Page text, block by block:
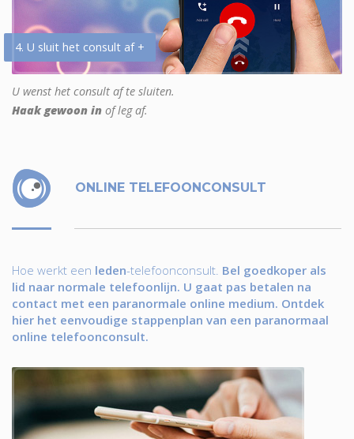
4. U sluit het consult af +
U wenst het consult af te sluiten.
Haak gewoon in of leg af.
ONLINE TELEFOONCONSULT
Hoe werkt een leden-telefoonconsult. Bel goedkoper als
lid naar normale telefoonlijn. U gaat pas betalen na
contact met een paranormale online medium. Ontdek
hier het eenvoudige stappenplan van een paranormaal
online telefoonconsult.